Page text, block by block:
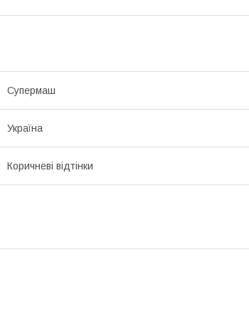
Супермаш
Україна
Коричневі відтінки